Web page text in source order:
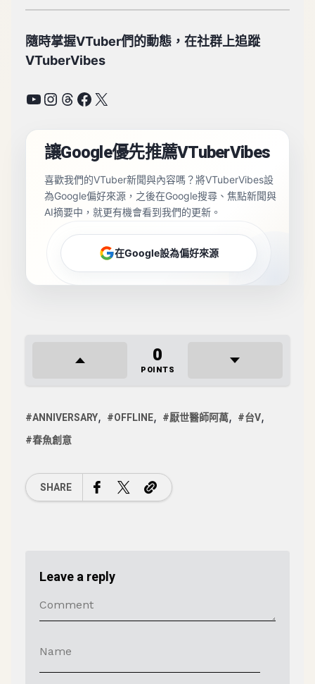
隨時掌握VTuber們的動態，在社群上追蹤
VTuberVibes
YouTube
Instagram
Threads
Facebook
X
讓Google優先推薦VTuberVibes
喜歡我們的VTuber新聞與內容嗎？將VTuberVibes設
為Google偏好來源，之後在Google搜尋、焦點新聞與
AI摘要中，就更有機會看到我們的更新。
在Google設為偏好來源
0
POINTS
ANNIVERSARY OFFLINE 厭世醫師阿萬
台V
春魚創意
SHARE
Leave a reply